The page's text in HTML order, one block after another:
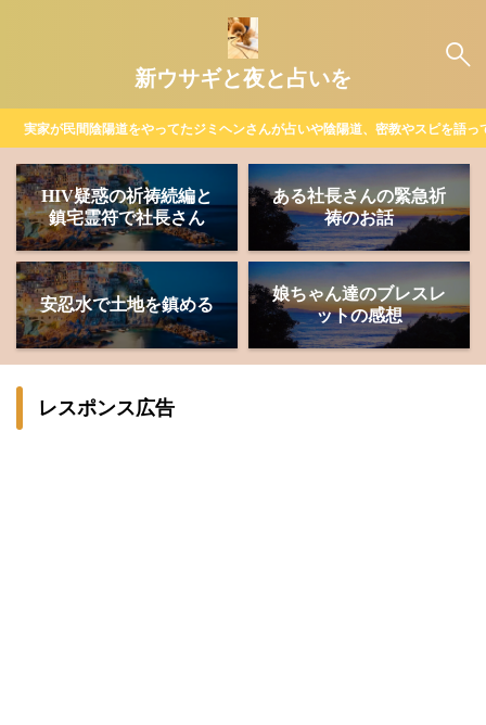
新ウサギと夜と占いを
実家が民間陰陽道をやってたジミヘンさんが占いや陰陽道、密教やスピを語
HIV疑惑の祈祷続編と
鎮宅霊符で社長さん
ある社長さんの緊急祈
祷のお話
安忍水で土地を鎮める
娘ちゃん達のブレスレ
ットの感想
レスポンス広告